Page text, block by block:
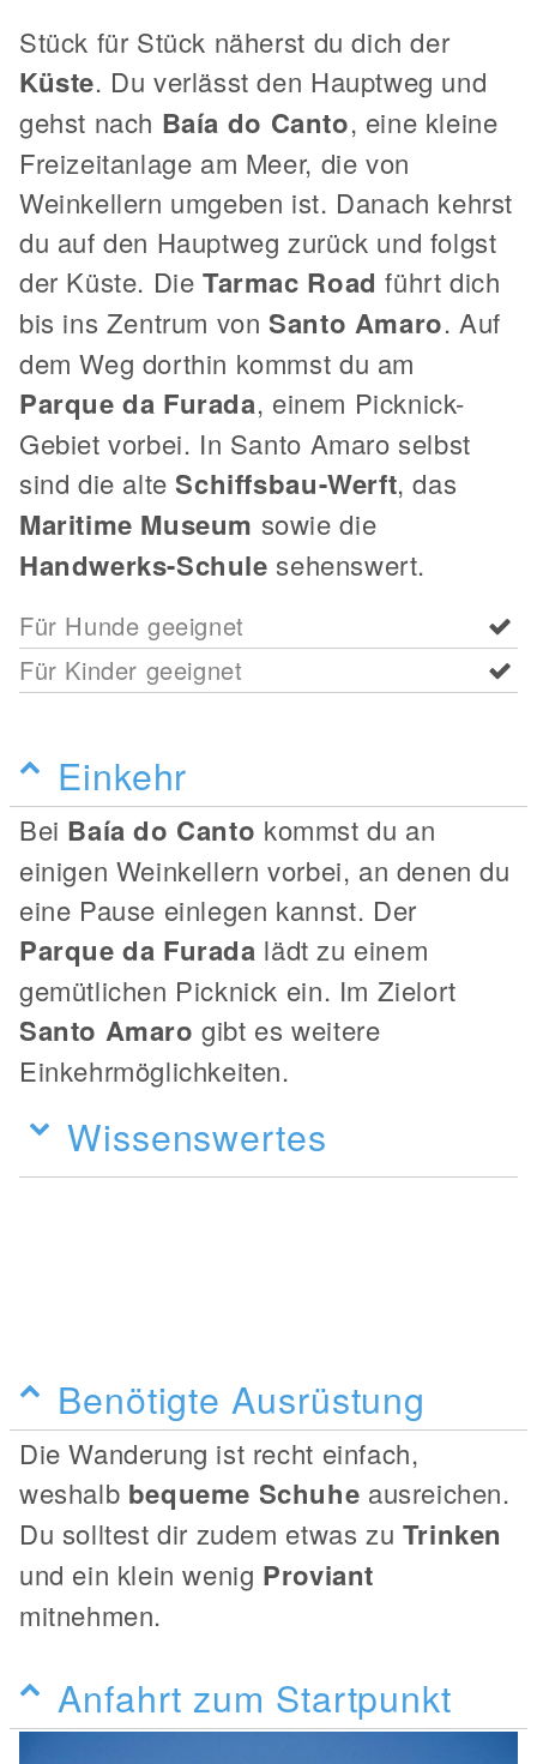
Stück für Stück näherst du dich der
Küste. Du verlässt den Hauptweg und
gehst nach Baía do Canto, eine kleine
Freizeitanlage am Meer, die von
Weinkellern umgeben ist. Danach kehrst
du auf den Hauptweg zurück und folgst
der Küste. DieTarmac Road führt dich
bis ins Zentrum von Santo Amaro. Auf
dem Weg dorthin kommst du am
Parque da Furada, einem Picknick-
Gebiet vorbei. In Santo Amaro selbst
sind die alte Schiffsbau-Werft, das
Maritime Museum sowie die
Handwerks-Schule sehenswert.
Für Hunde geeignet
Für Kinder geeignet
Einkehr
Bei Baía do Canto kommst du an
einigen Weinkellern vorbei, an denen du
eine Pause einlegen kannst. Der
Parque da Furada lädt zu einem
gemütlichen Picknick ein. Im Zielort
Santo Amaro gibt es weitere
Einkehrmöglichkeiten.
Wissenswertes
Benötigte Ausrüstung
Die Wanderung ist recht einfach,
weshalb bequeme Schuhe ausreichen.
Du solltest dir zudem etwas zu Trinken
und ein klein wenig Proviant
mitnehmen.
Anfahrt zum Startpunkt